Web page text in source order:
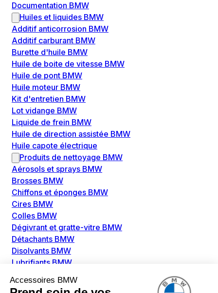
Documentation BMW
Huiles et liquides BMW
Additif anticorrosion BMW
Additif carburant BMW
Burette d'huile BMW
Huile de boite de vitesse BMW
Huile de pont BMW
Huile moteur BMW
Kit d'entretien BMW
Lot vidange BMW
Liquide de frein BMW
Huile de direction assistée BMW
Huile capote électrique
Produits de nettoyage BMW
Aérosols et sprays BMW
Brosses BMW
Chiffons et éponges BMW
Cires BMW
Colles BMW
Dégivrant et gratte-vitre BMW
Détachants BMW
Disolvants BMW
Lubrifiants BMW
Nettoyant extérieur BMW